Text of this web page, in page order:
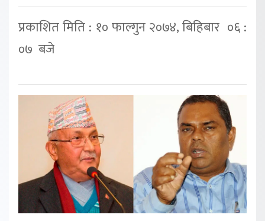
प्रकाशित मिति : १० फाल्गुन २०७४, बिहिबार ०६ :
०७ बजे